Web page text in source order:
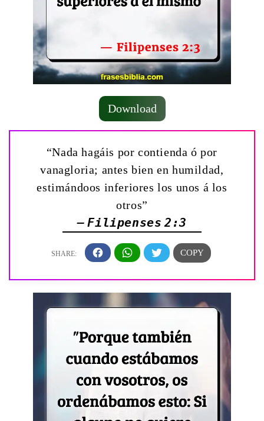
Download
“Nada hagáis por contienda ó por
vanagloria; antes bien en humildad,
estimándoos inferiores los unos á los
otros”
— Filipenses 2:3